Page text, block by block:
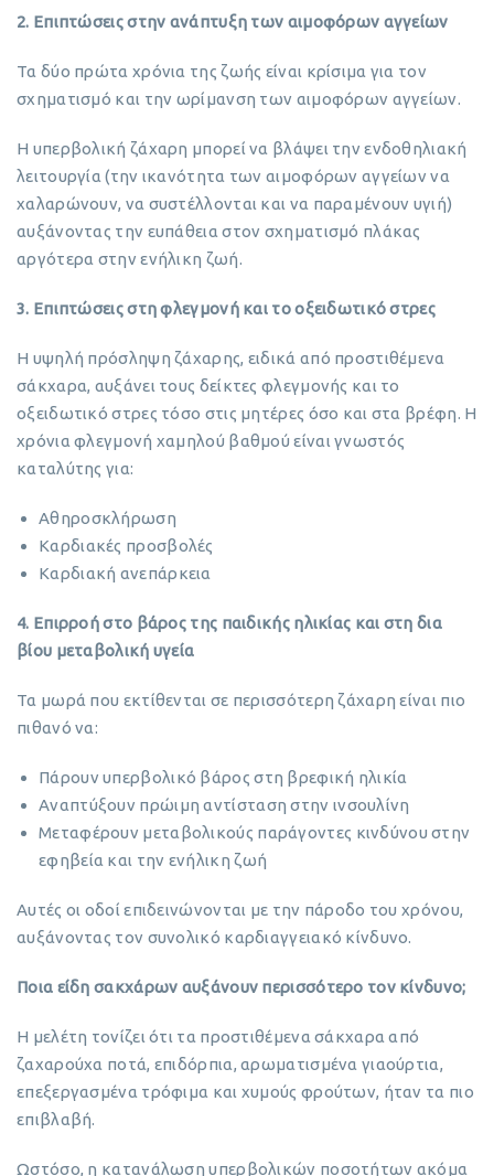
2. Επιπτώσεις στην ανάπτυξη των αιμοφόρων αγγείων
Τα δύο πρώτα χρόνια της ζωής είναι κρίσιμα για τον
σχηματισμό και την ωρίμανση των αιμοφόρων αγγείων.
Η υπερβολική ζάχαρη μπορεί να βλάψει την ενδοθηλιακή
λειτουργία (την ικανότητα των αιμοφόρων αγγείων να
χαλαρώνουν, να συστέλλονται και να παραμένουν υγιή)
αυξάνοντας την ευπάθεια στον σχηματισμό πλάκας
αργότερα στην ενήλικη ζωή.
3. Επιπτώσεις στη φλεγμονή και το οξειδωτικό στρες
Η υψηλή πρόσληψη ζάχαρης, ειδικά από προστιθέμενα
σάκχαρα, αυξάνει τους δείκτες φλεγμονής και το
οξειδωτικό στρες τόσο στις μητέρες όσο και στα βρέφη. Η
χρόνια φλεγμονή χαμηλού βαθμού είναι γνωστός
καταλύτης για:
Αθηροσκλήρωση
Καρδιακές προσβολές
Καρδιακή ανεπάρκεια
4. Επιρροή στο βάρος της παιδικής ηλικίας και στη δια
βίου μεταβολική υγεία
Τα μωρά που εκτίθενται σε περισσότερη ζάχαρη είναι πιο
πιθανό να:
Πάρουν υπερβολικό βάρος στη βρεφική ηλικία
Αναπτύξουν πρώιμη αντίσταση στην ινσουλίνη
Μεταφέρουν μεταβολικούς παράγοντες κινδύνου στην
εφηβεία και την ενήλικη ζωή
Αυτές οι οδοί επιδεινώνονται με την πάροδο του χρόνου,
αυξάνοντας τον συνολικό καρδιαγγειακό κίνδυνο.
Ποια είδη σακχάρων αυξάνουν περισσότερο τον κίνδυνο;
Η μελέτη τονίζει ότι τα προστιθέμενα σάκχαρα από
ζαχαρούχα ποτά, επιδόρπια, αρωματισμένα γιαούρτια,
επεξεργασμένα τρόφιμα και χυμούς φρούτων, ήταν τα πιο
επιβλαβή.
Ωστόσο, η κατανάλωση υπερβολικών ποσοτήτων ακόμα